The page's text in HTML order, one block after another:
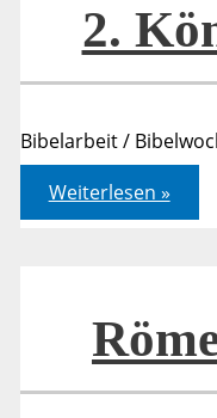
2.
Bibelarbeit /
2.
Könige
2,
Weiterlesen »